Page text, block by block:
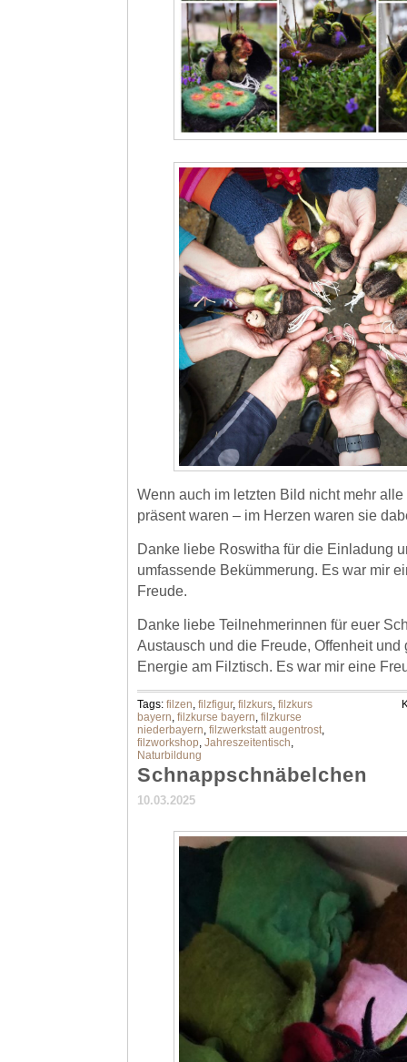
Wenn auch im letzten Bild nicht mehr
präsent waren – im Herzen waren sie
Danke liebe Roswitha für die Einladung
umfassende Bekümmerung. Es war mir
Freude.
Danke liebe Teilnehmerinnen für euer
Austausch und die Freude, Offenheit und
Energie am Filztisch. Es war mir eine
Tags: filzen, filzfigur, filzkurs, filzkurs
bayern, filzkurse bayern, filzkurse
niederbayern, filzwerkstatt augentrost,
filzworkshop, Jahreszeitentisch,
Naturbildung
Schnappschnäbelchen
10.03.2025